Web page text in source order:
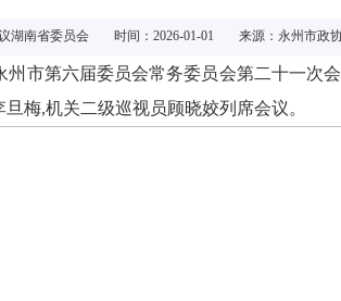
湖南省委员会 时间：2026-01-01 来源：永州市政
市第六届委员会常务委员会第二十一次
梅,机关二级巡视员顾晓姣列席会议。